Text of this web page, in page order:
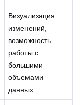
Визуализация
изменений,
возможность
работы с
большими
объемами
данных.